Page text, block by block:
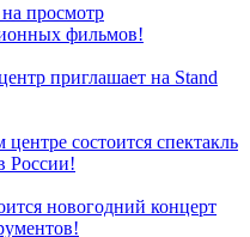
просмотр
фильмов!
приглашает на Stand
состоится спектакль
России!
новогодний концерт